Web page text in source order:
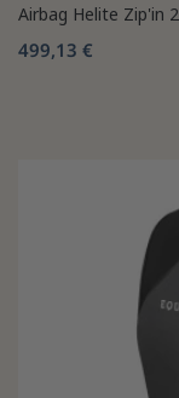
Airbag Helite Zip'in 2
499,13 €